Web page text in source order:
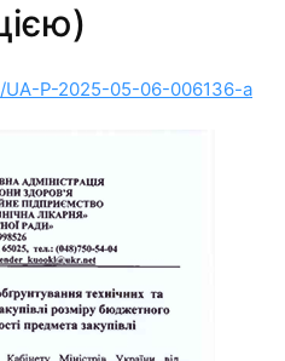
P-2025-05-06-006136-a